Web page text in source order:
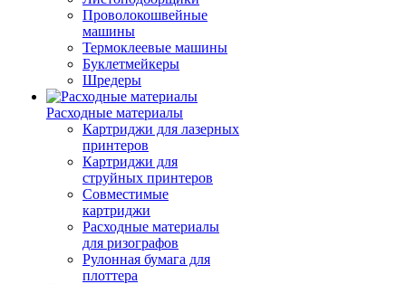
Проволокошвейные
машины
Термоклеевые машины
Буклетмейкеры
Шредеры
Расходные материалы
Картриджи для лазерных
принтеров
Картриджи для
струйных принтеров
Совместимые
картриджи
Расходные материалы
для ризографов
Рулонная бумага для
плоттера